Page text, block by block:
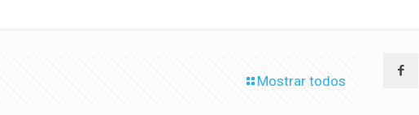
Mostrar todos